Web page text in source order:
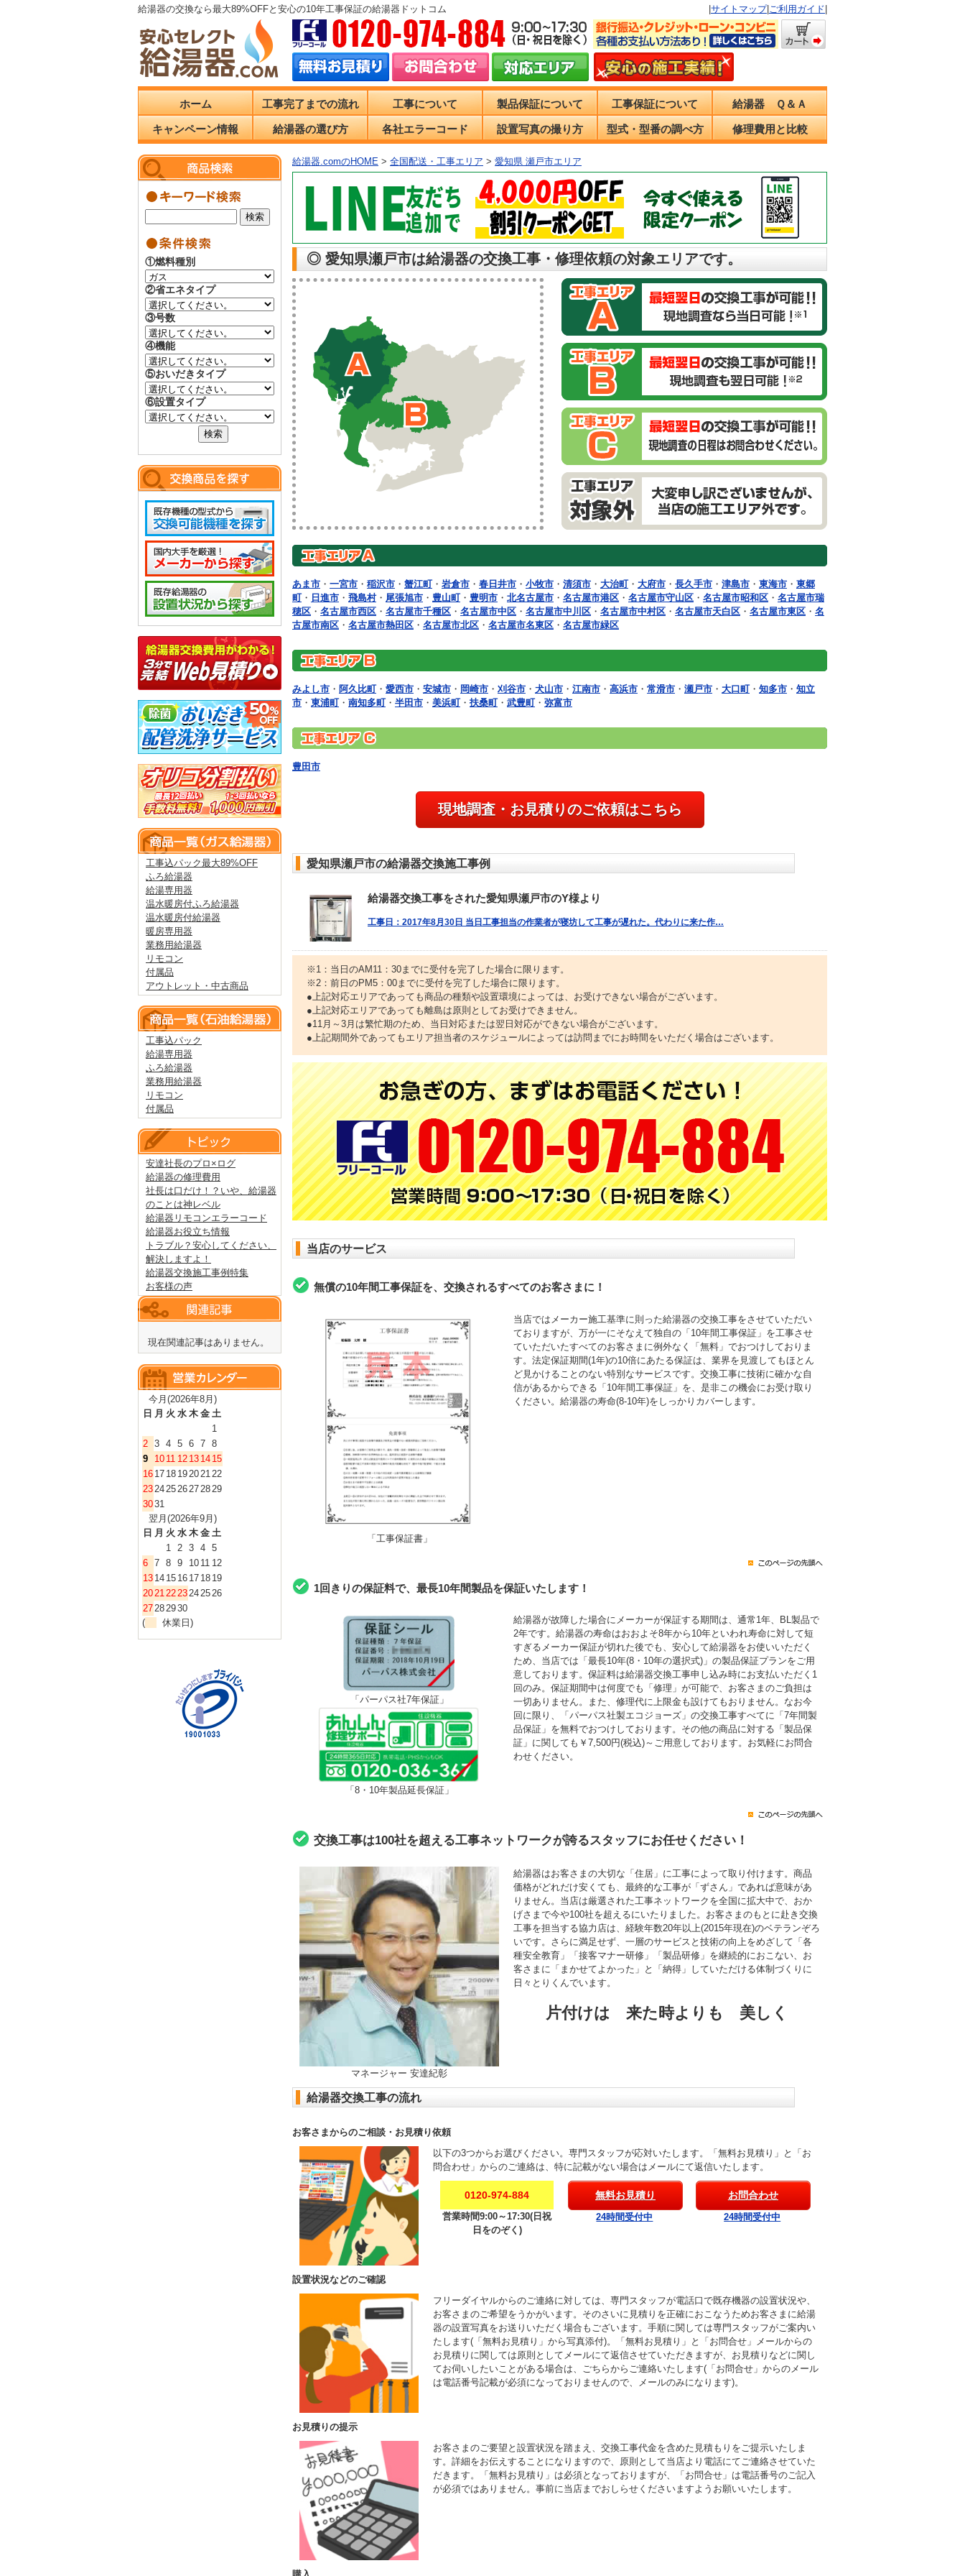
給湯器の交換なら最大89%OFFと安心の10年工事保証の給湯器ドットコム サイトマップ| ご利用ガイド
ホーム 工事完了までの流れ 工事について 製品保証について 工事保証について 給湯器 Ｑ＆Ａ
キャンペーン情報 給湯器の選び方 各社エラーコード 設置写真の撮り方 型式・型番の調べ方 修理費用と比較
給湯器.comのHOME > 全国配送・工事エリア > 愛知県 瀬戸市エリア
◎ 愛知県瀬戸市は給湯器の交換工事・修理依頼の対象エリアです。
あま市 ・ 一宮市 ・ 稲沢市 ・ 蟹江町・ 岩倉市 ・ 春日井市 ・ 小牧市 ・ 清須市 ・ 大治町・ 大府市 ・ 長久手市 ・ 津島市 ・ 東海市 ・ 東郷
町・ 日進市 ・ 飛島村・ 尾張旭市 ・ 豊山町・ 豊明市 ・ 北名古屋市 ・ 名古屋市港区 ・ 名古屋市守山区 ・ 名古屋市昭和区 ・ 名古屋市瑞
穂区 ・ 名古屋市西区 ・ 名古屋市千種区 ・ 名古屋市中区 ・ 名古屋市中川区 ・ 名古屋市中村区 ・ 名古屋市天白区 ・ 名古屋市東区 ・ 名
古屋市南区 ・ 名古屋市熱田区 ・ 名古屋市北区 ・ 名古屋市名東区 ・ 名古屋市緑区
みよし市 ・ 阿久比町・ 愛西市 ・ 安城市 ・ 岡崎市 ・ 刈谷市 ・ 犬山市 ・ 江南市 ・ 高浜市 ・ 常滑市 ・ 瀬戸市 ・ 大口町・ 知多市 ・ 知立
市 ・ 東浦町・ 南知多町・ 半田市 ・ 美浜町・ 扶桑町・ 武豊町・ 弥富市
豊田市
現地調査・お見積りのご依頼はこちら
愛知県瀬戸市の給湯器交換施工事例
給湯器交換工事をされた愛知県瀬戸市のY様より
工事日：2017年8月30日 当日工事担当の作業者が寝坊して工事が遅れた。代わりに来た作…
※1：当日のAM11：30までに受付を完了した場合に限ります。
※2：前日のPM5：00までに受付を完了した場合に限ります。
●上記対応エリアであっても商品の種類や設置環境によっては、お受けできない場合がございます。
●上記対応エリアであっても離島は原則としてお受けできません。
●11月～3月は繁忙期のため、当日対応または翌日対応ができない場合がございます。
●上記期間外であってもエリア担当者のスケジュールによっては訪問までにお時間をいただく場合はございます。
当店のサービス
無償の10年間工事保証を、交換されるすべてのお客さまに！
「工事保証書」
当店ではメーカー施工基準に則った給湯器の交換工事をさせていただい
ておりますが、万が一にそなえて独自の「10年間工事保証」を工事させ
ていただいたすべてのお客さまに例外なく「無料」でおつけしておりま
す。法定保証期間(1年)の10倍にあたる保証は、業界を見渡してもほとん
ど見かけることのない特別なサービスです。交換工事に技術に確かな自
信があるからできる「10年間工事保証」を、是非この機会にお受け取り
ください。給湯器の寿命(8-10年)をしっかりカバーします。
1回きりの保証料で、最長10年間製品を保証いたします！
「パーパス社7年保証」
「8・10年製品延長保証」
給湯器が故障した場合にメーカーが保証する期間は、通常1年、BL製品で
2年です。給湯器の寿命はおおよそ8年から10年といわれ寿命に対して短
すぎるメーカー保証が切れた後でも、安心して給湯器をお使いいただく
ため、当店では「最長10年(8・10年の選択式)」の製品保証プランをご用
意しております。保証料は給湯器交換工事申し込み時にお支払いただく1
回のみ。保証期間中は何度でも「修理」が可能で、お客さまのご負担は
一切ありません。また、修理代に上限金も設けてもおりません。なお今
回に限り、「パーパス社製エコジョーズ」の交換工事すべてに「7年間製
品保証」を無料でおつけしております。その他の商品に対する「製品保
証」に関しても￥7,500円(税込)～ご用意しております。お気軽にお問合
わせください。
交換工事は100社を超える工事ネットワークが誇るスタッフにお任せください！
マネージャー 安達紀彰
給湯器はお客さまの大切な「住居」に工事によって取り付けます。商品
価格がどれだけ安くても、最終的な工事が「ずさん」であれば意味があ
りません。当店は厳選された工事ネットワークを全国に拡大中で、おか
げさまで今や100社を超えるにいたりました。お客さまのもとに赴き交換
工事を担当する協力店は、経験年数20年以上(2015年現在)のベテランぞろ
いです。さらに満足せず、一層のサービスと技術の向上をめざして「各
種安全教育」「接客マナー研修」「製品研修」を継続的におこない、お
客さまに「まかせてよかった」と「納得」していただける体制づくりに
日々とりくんでいます。
片付けは 来た時よりも 美しく
給湯器交換工事の流れ
お客さまからのご相談・お見積り依頼
以下の3つからお選びください。専門スタッフが応対いたします。「無料お見積り」と「お
問合わせ」からのご連絡は、特に記載がない場合はメールにて返信いたします。
0120-974-884
営業時間9:00～17:30(日祝
日をのぞく)
無料お見積り
24時間受付中
お問合わせ
24時間受付中
設置状況などのご確認
フリーダイヤルからのご連絡に対しては、専門スタッフが電話口で既存機器の設置状況や、
お客さまのご希望をうかがいます。そのさいに見積りを正確におこなうためお客さまに給湯
器の設置写真をお送りいただく場合もございます。手順に関しては専門スタッフがご案内い
たします(「無料お見積り」から写真添付)。「無料お見積り」と「お問合せ」メールからの
お見積りに関しては原則としてメールにて返信させていただきますが、お見積りなどに関し
てお伺いしたいことがある場合は、ごちらからご連絡いたします(「お問合せ」からのメール
は電話番号記載が必須になっておりませんので、メールのみになります)。
お見積りの提示
お客さまのご要望と設置状況を踏まえ、交換工事代金を含めた見積もりをご提示いたしま
す。詳細をお伝えすることになりますので、原則として当店より電話にてご連絡させていた
だきます。「無料お見積り」は必須となっておりますが、「お問合せ」は電話番号のご記入
が必須ではありません。事前に当店までおしらせくださいますようお願いいたします。
①燃料種別
②省エネタイプ
③号数
④機能
⑤おいだきタイプ
⑥設置タイプ
工事込パック最大89%OFF
ふろ給湯器
給湯専用器
温水暖房付ふろ給湯器
温水暖房付給湯器
暖房専用器
業務用給湯器
リモコン
付属品
アウトレット・中古商品
工事込パック
給湯専用器
ふろ給湯器
業務用給湯器
リモコン
付属品
安達社長のプロ×ログ
給湯器の修理費用
社長は口だけ！？いや、給湯器
のことは神レベル
給湯器リモコンエラーコード
給湯器お役立ち情報
トラブル？安心してください、
解決しますよ！
給湯器交換施工事例特集
お客様の声
現在関連記事はありません。
今月(2026年8月)
日 月 火 水 木 金 土
1
2 3 4 5 6 7 8
9
10 11 12 13 14 15
16 17 18 19202122
23242526272829
3031
翌月(2026年9月)
日 月 火 水 木 金 土
1 2 3 4 5
6 7 8 9 10 11 12
13 14 15 16 17 18 19
20212223242526
27282930
(
休業日)